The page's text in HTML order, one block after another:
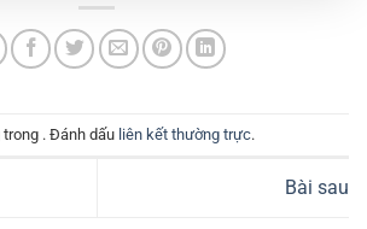
. Đánh dấu liên kết thường trực.
Bài sau